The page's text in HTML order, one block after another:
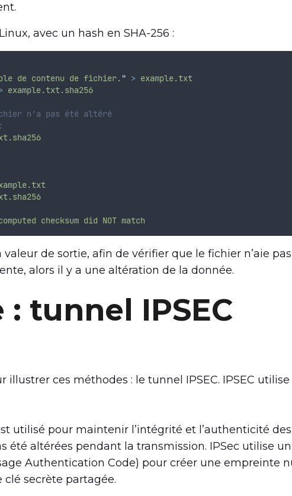
avec un hash en SHA-256 :
de contenu de fichier. " > example.txt
example.txt.sha256
n'a pas été altéré
checksum did NOT match
de sortie, afin de vérifier que le fichier n’aie
alors il y a une altération de la donnée.
: tunnel IPSEC
illustrer ces méthodes : le tunnel IPSEC. IPSEC
utilisé pour maintenir l’intégrité et l’authenticité
été altérées pendant la transmission. IPSec utilise
Authentication Code) pour créer une empreinte
secrète partagée.